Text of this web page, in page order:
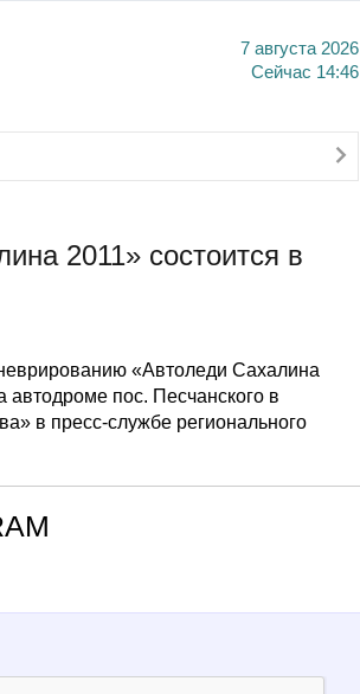
7 августа 2026
Сейчас 14:46
2011» состоится в
«Автоледи Сахалина
автодроме пос. Песчанского в
в пресс-службе регионального